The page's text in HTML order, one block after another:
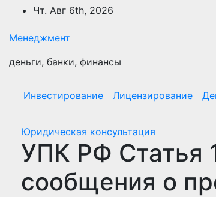
Перейти
содержимому
Чт. Авг 6th, 2026
Менеджмент
деньги, банки, финансы
Инвестирование Лицензирование
Юридическая консультация
УПК РФ Статья
сообщения о